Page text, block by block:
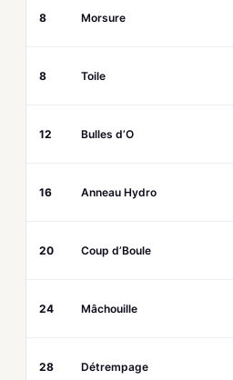
8 Morsure
8 Toile
12 Bulles d’O
16 Anneau Hydro
20 Coup d’Boule
24 Mâchouille
28 Détrempage